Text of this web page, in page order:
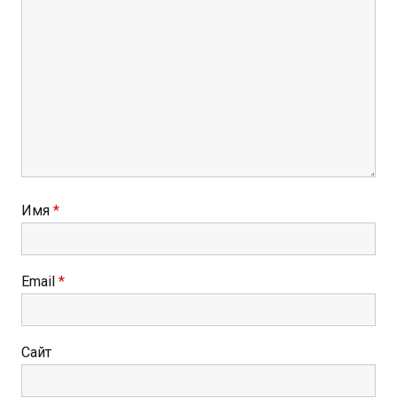
Имя *
Email *
Сайт